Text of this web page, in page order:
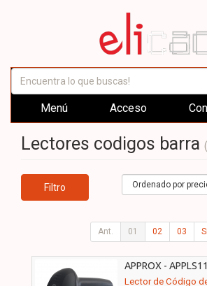
Menú Acceso
Lectores codigos barra
Filtro
Ant. 01 02 03
APPROX - APPLS11
Lector de Código